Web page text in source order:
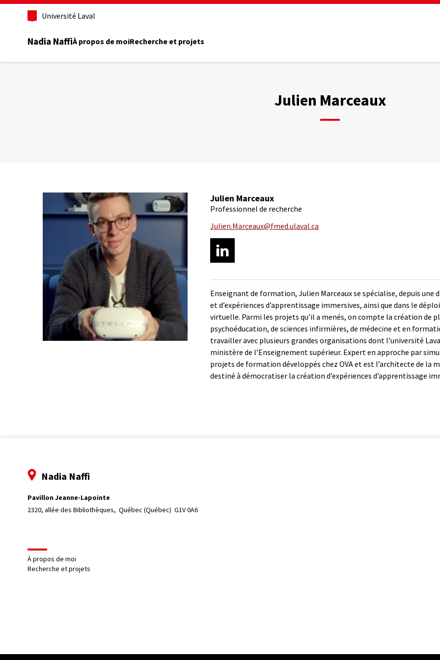
Aller
Université Laval
Nadia NaffiÀ propos de moiRecherche et projets
Julien Marceaux
Julien Marceaux
Professionnel de recherche
Julien.Marceaux@fmed.ulaval.ca
Enseignant de formation, Julien Marceaux se spécialise, depuis une
et d’expériences d’apprentissage immersives, ainsi que dans le
virtuelle. Parmi les projets qu’il a menés, on compte la création de
psychoéducation, de sciences infirmières, de médecine et en
travailler avec plusieurs grandes organisations dont l’université
ministère de l’Enseignement supérieur. Expert en approche par
projets de formation développés chez OVA et est l’architecte de
destiné à démocratiser la création d’expériences d’apprentissage
Nadia Naffi
Pavillon Jeanne-Lapointe
2320, allée des Bibliothèques, Québec (Québec)  G1V 0A6
À propos de moi
Recherche et projets